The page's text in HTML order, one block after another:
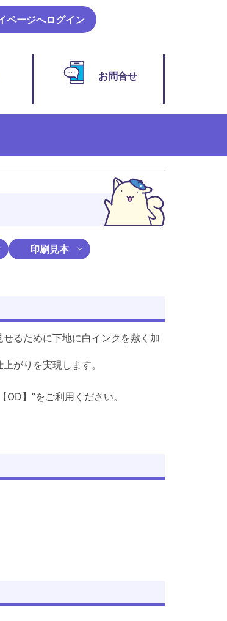
ページへログイン
お問合せ
印刷見本
るために下地に白インクを敷く加
がりを実現します。
】”をご利用ください。